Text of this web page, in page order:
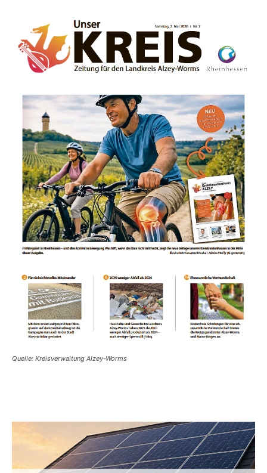
Quelle: Kreisverwaltung Alzey-Worms